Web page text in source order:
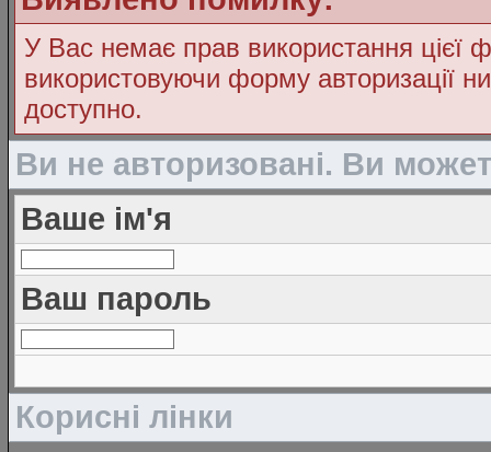
У Вас немає прав використання цієї
використовуючи форму авторизації
доступно.
Ви не авторизовані. Ви
Ваше ім'я
Ваш пароль
Корисні лінки